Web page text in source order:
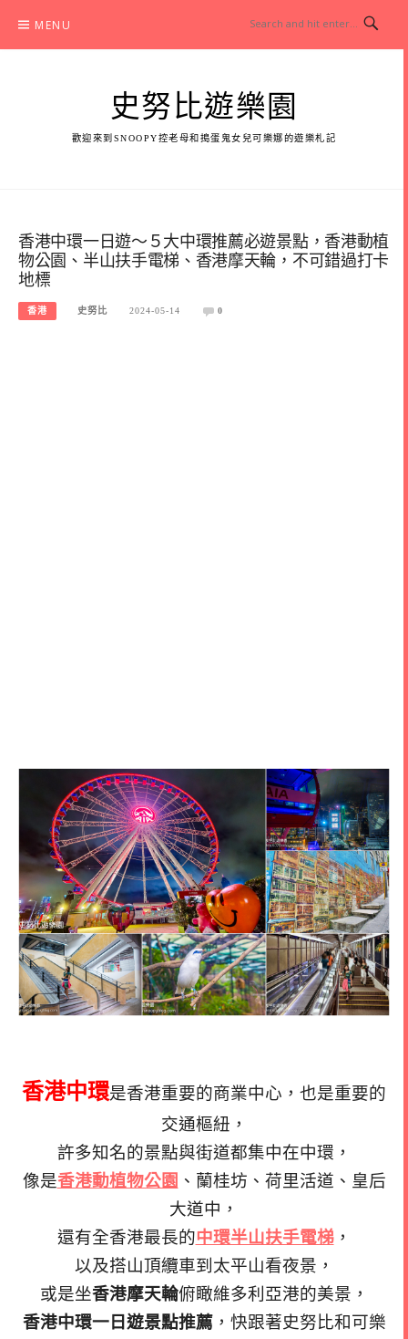
content
MENU
史努比遊樂園
歡迎來到SNOOPY控老母和搗蛋鬼女兒可樂娜的遊樂札記
香港中環一日遊～５大中環推薦必遊景點，香港動植
物公園、半山扶手電梯、香港摩天輪，不可錯過打卡
地標
香港 史努比 2024-05-14 0
香港中環是香港重要的商業中心，也是重要的
交通樞紐，
許多知名的景點與街道都集中在中環，
像是香港動植物公園 、蘭桂坊、荷里活道、皇后
大道中，
還有全香港最長的中環半山扶手電梯，
以及搭山頂纜車到太平山看夜景，
或是坐香港摩天輪俯瞰維多利亞港的美景，
香港中環一日遊景點推薦，快跟著史努比和可樂